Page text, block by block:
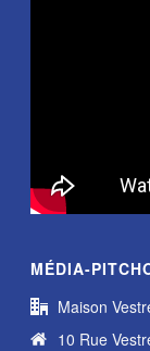
MÉDIA-
Maison
10 Rue